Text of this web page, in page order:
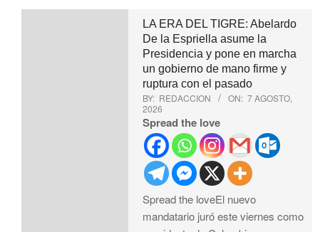
LA ERA DEL TIGRE: Abelardo
De la Espriella asume la
Presidencia y pone en marcha
un gobierno de mano firme y
ruptura con el pasado
BY: REDACCION ON: 7 AGOSTO,
2026
Spread the love
Spread the loveEl nuevo
mandatario juró este viernes como